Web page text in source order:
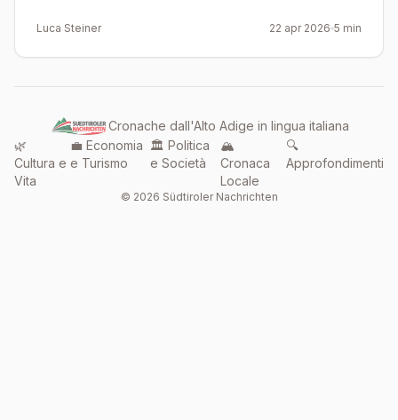
Luca Steiner 22 apr 2026 5 min
Cronache dall'Alto Adige in lingua italiana
🌿
Cultura e
Vita
💼 Economia
e Turismo
🏛️ Politica
e Società
🏔️
Cronaca
Locale
🔍
Approfondimenti
© 2026 Südtiroler Nachrichten